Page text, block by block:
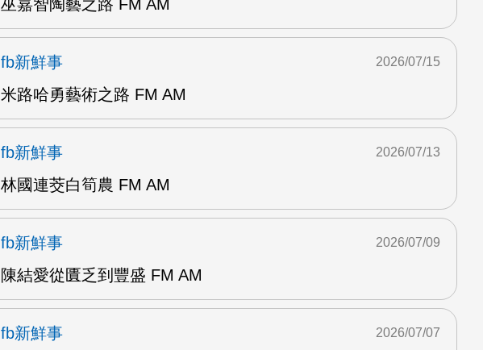
巫嘉智陶藝之路 FM AM
fb新鮮事
米路哈勇藝術之路 FM AM
2026/07/15
fb新鮮事
林國連茭白筍農 FM AM
2026/07/13
fb新鮮事
陳結愛從匱乏到豐盛 FM AM
2026/07/09
fb新鮮事
2026/07/07